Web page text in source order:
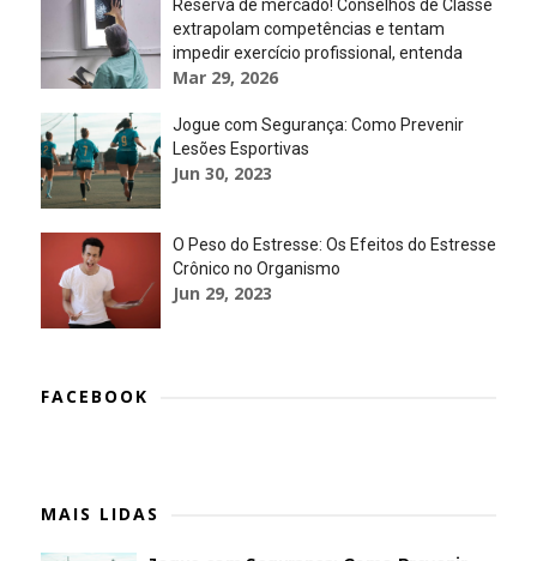
Reserva de mercado! Conselhos de Classe
extrapolam competências e tentam
impedir exercício profissional, entenda
Mar 29, 2026
Jogue com Segurança: Como Prevenir
Lesões Esportivas
Jun 30, 2023
O Peso do Estresse: Os Efeitos do Estresse
Crônico no Organismo
Jun 29, 2023
FACEBOOK
MAIS LIDAS